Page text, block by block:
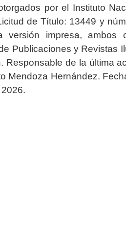
por el Instituto
de Título: 13449 y
versión impresa, ambos
Publicaciones y Revistas
Responsable de la última
Mendoza Hernández.